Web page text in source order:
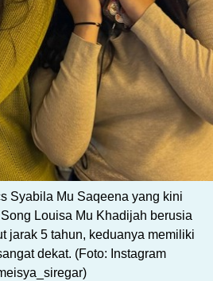
Syabila Mu Saqeena yang kini
Louisa Mu Khadijah berusia
jarak 5 tahun, keduanya memiliki
dekat. (Foto: Instagram